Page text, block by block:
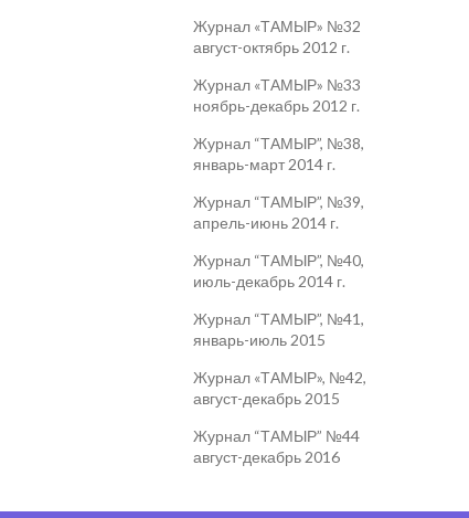
Журнал «ТАМЫР» №32
август-октябрь 2012 г.
Журнал «ТАМЫР» №33
ноябрь-декабрь 2012 г.
Журнал “ТАМЫР”, №38,
январь-март 2014 г.
Журнал “ТАМЫР”, №39,
апрель-июнь 2014 г.
Журнал “ТАМЫР”, №40,
июль-декабрь 2014 г.
Журнал “ТАМЫР”, №41,
январь-июль 2015
Журнал «ТАМЫР», №42,
август-декабрь 2015
Журнал “ТАМЫР” №44
август-декабрь 2016